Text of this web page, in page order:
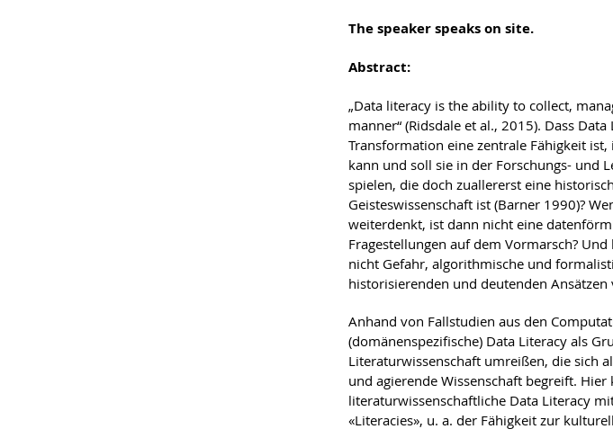
The speaker speaks on site.
Abstract:
„Data literacy is the ability to collect,
manner“ (Ridsdale et al., 2015). Dass
Transformation eine zentrale Fähigkeit
kann und soll sie in der Forschungs- und
spielen, die doch zuallererst eine
Geisteswissenschaft ist (Barner 1990)?
weiterdenkt, ist dann nicht eine
Fragestellungen auf dem Vormarsch?
nicht Gefahr, algorithmische und
historisierenden und deutenden Ansätzen
Anhand von Fallstudien aus den
(domänenspezifische) Data Literacy als
Literaturwissenschaft umreißen, die sich
und agierende Wissenschaft begreift.
literaturwissenschaftliche Data Literacy
«Literacies», u. a. der Fähigkeit zur